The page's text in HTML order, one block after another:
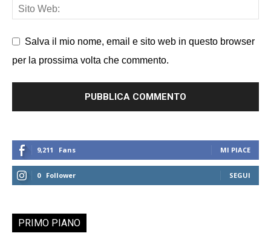
Salva il mio nome, email e sito web in questo browser
per la prossima volta che commento.
9,211 Fans MI PIACE
0 Follower SEGUI
PRIMO PIANO